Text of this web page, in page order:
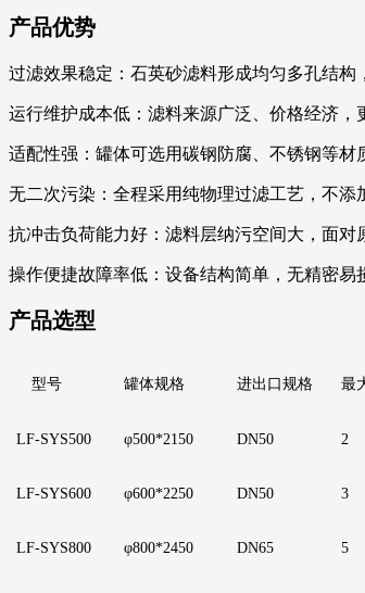
产品优势
过滤效果稳定：石英砂滤料形成均匀多孔结构
运行维护成本低：滤料来源广泛、价格经济，
适配性强：罐体可选用碳钢防腐、不锈钢等材
无二次污染：全程采用纯物理过滤工艺，不添
抗冲击负荷能力好：滤料层纳污空间大，面对
操作便捷故障率低：设备结构简单，无精密易
产品选型
型号 罐体规格 进出口规格 最
LF-SYS500 φ500*2150 DN50 2
LF-SYS600 φ600*2250 DN50 3
LF-SYS800 φ800*2450 DN65 5